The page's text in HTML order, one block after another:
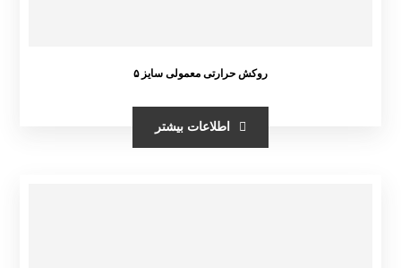
روکش حرارتی معمولی سایز ۵
اطلاعات بیشتر